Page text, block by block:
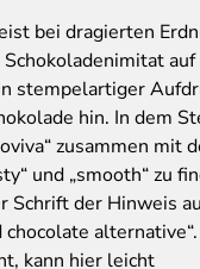
bei dragierten
stempelartiger
hin. In dem
zusammen mit
und „smooth“ zu
Schrift der Hinweis
kann hier leicht